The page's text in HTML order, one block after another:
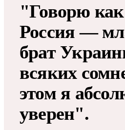
"Говорю
Россия —
брат
всяких
этом я
уверен".